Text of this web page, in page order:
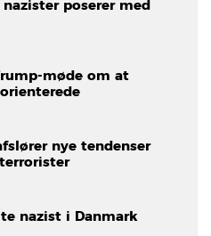
poserer med
møde om at
nye tendenser
nazist i Danmark